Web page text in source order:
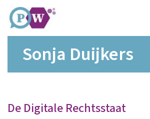
Ga
naar
inhoudSonja Duijkers
De Digitale Rechtsstaat